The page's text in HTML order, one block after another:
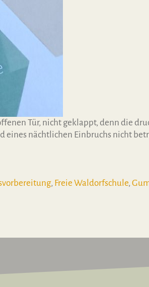
Tür, nicht geklappt, denn die
eines nächtlichen Einbruchs nicht
, Freie Waldorfschule,